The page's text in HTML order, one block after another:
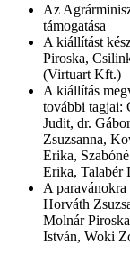
Az
támogatása
A kiállítást
Piroska,
(Virtuart Kft.)
A kiállítás
további tagjai:
Judit, dr.
Zsuzsanna,
Erika,
Erika, Talabér
A
Horváth
Molnár
István, Woki